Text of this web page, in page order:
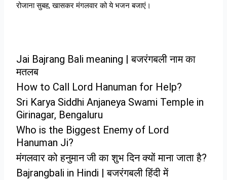
रोजाना सुबह, खासकर मंगलवार को ये भजन बजाएं।
Jai Bajrang Bali meaning | बजरंगबली नाम का
मतलब
How to Call Lord Hanuman for Help?
Sri Karya Siddhi Anjaneya Swami Temple in
Girinagar, Bengaluru
Who is the Biggest Enemy of Lord
Hanuman Ji?
मंगलवार को हनुमान जी का शुभ दिन क्यों माना जाता है?
Bajrangbali in Hindi | बजरंगबली हिंदी में